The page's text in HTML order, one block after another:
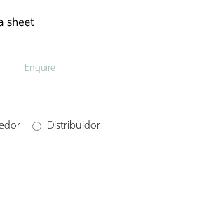
Enquire
Distribuidor